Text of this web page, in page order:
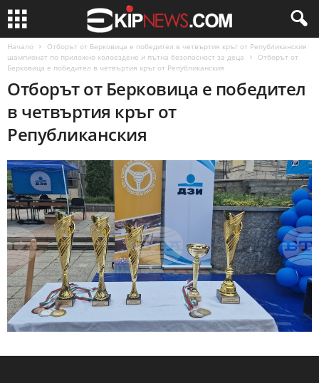
Начало
Отборът от Берковица е победител в четвъртия кръг от Републиканския
шампионат по приложно колоездене и пътна безопасност за деца
Отборът от
Берковица е победител в четвъртия кръг от Републиканския
Отборът от Берковица е победител
в четвъртия кръг от
Републиканския